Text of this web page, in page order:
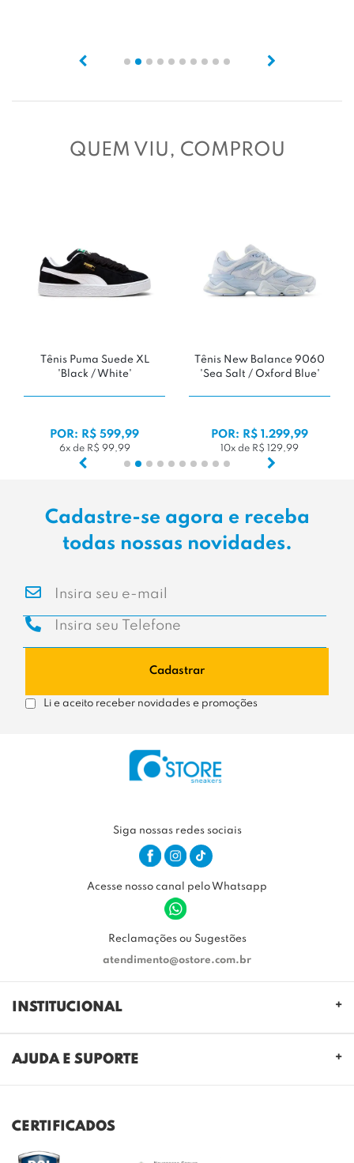
QUEM VIU, COMPROU
Tênis Puma Suede XL
'Black / White'
POR: R$ 599,99
6x de R$ 99,99
Tênis New Balance 9060
'Sea Salt / Oxford Blue'
POR: R$ 1.299,99
10x de R$ 129,99
Cadastre-se agora e receba
todas nossas novidades.
Cadastrar
Li e aceito receber novidades e promoções
Siga nossas redes sociais
Acesse nosso canal pelo Whatsapp
Reclamações ou Sugestões
atendimento@ostore.com.br
INSTITUCIONAL
REGULAMENTO CASHBACK
AJUDA E SUPORTE
TROCAS E DEVOLUÇÕES
ENVIO E ENTREGA
CERTIFICADOS